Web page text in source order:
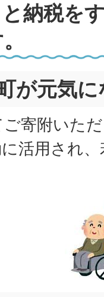
納税を
が元気
寄附いた
活用され